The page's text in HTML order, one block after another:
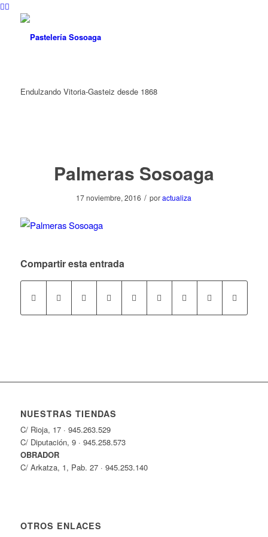
Endulzando Vitoria-Gasteiz desde 1868
Palmeras Sosoaga
17 noviembre, 2016 / poractualiza
Compartir esta entrada
NUESTRAS TIENDAS
C/ Rioja, 17 · 945.263.529
C/ Diputación, 9 · 945.258.573
OBRADOR
C/ Arkatza, 1, Pab. 27 · 945.253.140
OTROS ENLACES